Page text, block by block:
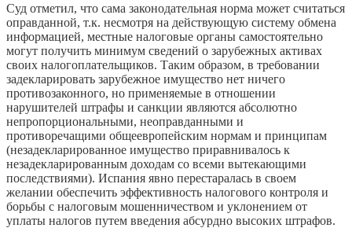
Суд отметил, что сама законодательная норма может считаться
оправданной, т.к. несмотря на действующую систему обмена
информацией, местные налоговые органы самостоятельно
могут получить минимум сведений о зарубежных активах
своих налогоплательщиков. Таким образом, в требовании
задекларировать зарубежное имущество нет ничего
противозаконного, но применяемые в отношении
нарушителей штрафы и санкции являются абсолютно
непропорциональными, неоправданными и
противоречащими общеевропейским нормам и принципам
(незадекларированное имущество приравнивалось к
незадекларированным доходам со всеми вытекающими
последствиями). Испания явно перестаралась в своем
желании обеспечить эффективность налогового контроля и
борьбы с налоговым мошенничеством и уклонением от
уплаты налогов путем введения абсурдно высоких штрафов.